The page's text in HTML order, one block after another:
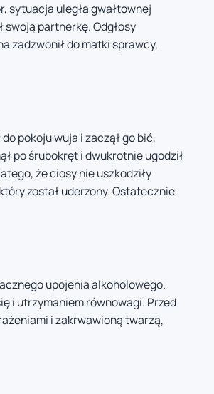
sytuacja uległa gwałtownej
partnerkę. Odgłosy
zadzwonił do matki sprawcy,
pokoju wuja i zaczął go bić,
po śrubokręt i dwukrotnie ugodził
że ciosy nie uszkodziły
został uderzony. Ostatecznie
upojenia alkoholowego.
i utrzymaniem równowagi. Przed
i zakrwawioną twarzą,